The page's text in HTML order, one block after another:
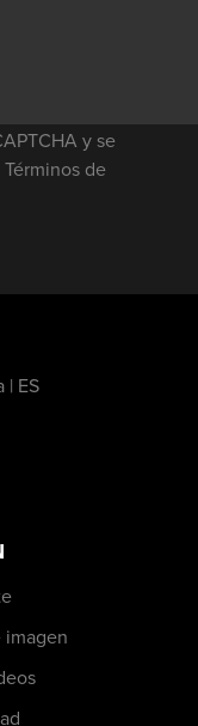
y se
Términos de
imagen